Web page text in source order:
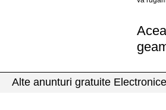
Alte anunturi gratuite